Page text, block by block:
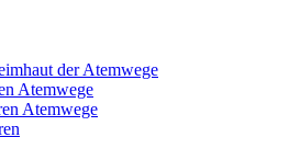
der Atemwege
Atemwege
Atemwege